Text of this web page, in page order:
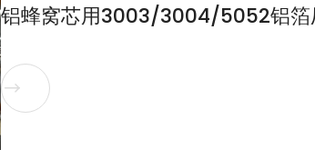
铝蜂窝芯用3003/3004/5052铝箔
